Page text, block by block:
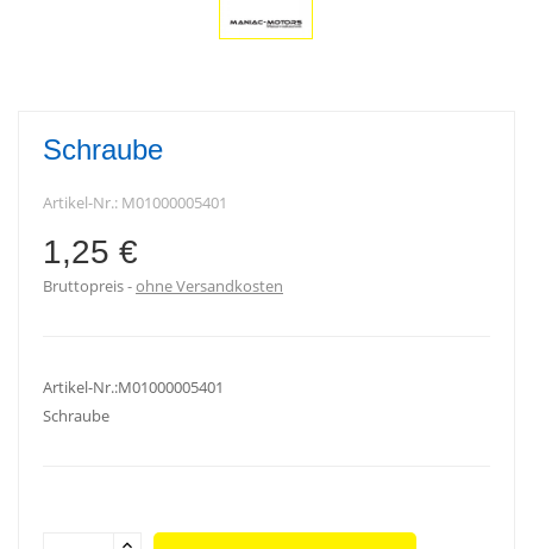
Schraube
Artikel-Nr.: M01000005401
1,25 €
Bruttopreis ohne Versandkosten
Artikel-Nr.:M01000005401
Schraube